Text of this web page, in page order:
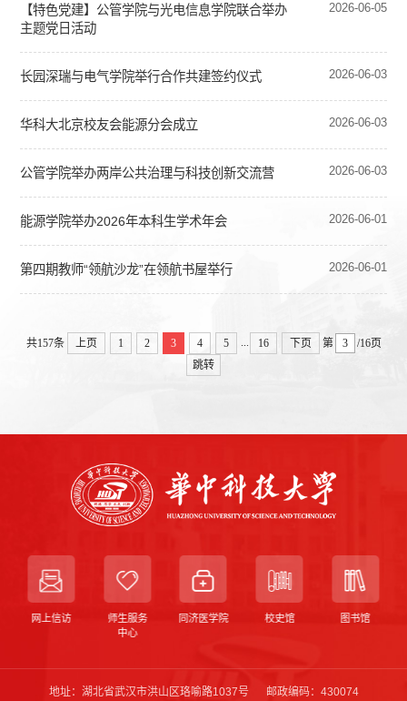
【特色党建】公管学院与光电信息学院联合举办
主题党日活动
2026-06-05
长园深瑞与电气学院举行合作共建签约仪式 2026-06-03
华科大北京校友会能源分会成立 2026-06-03
公管学院举办两岸公共治理与科技创新交流营 2026-06-03
能源学院举办2026年本科生学术年会 2026-06-01
第四期教师“领航沙龙”在领航书屋举行 2026-06-01
共157条 上页 1 2 3 4 5 16 下页 第
/16页
跳转
网上信访
师生服务
中心
同济医学院 校史馆 图书馆
地址：湖北省武汉市洪山区珞喻路1037号 邮政编码：430074